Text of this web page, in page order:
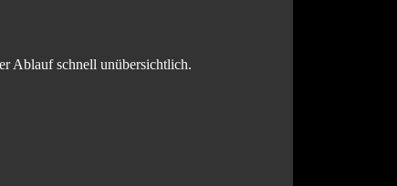
Ablauf schnell unübersichtlich.